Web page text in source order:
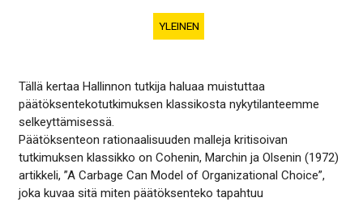
YLEINEN
Tällä kertaa Hallinnon tutkija haluaa muistuttaa
päätöksentekotutkimuksen klassikosta nykytilanteemme
selkeyttämisessä.
Päätöksenteon rationaalisuuden malleja kritisoivan
tutkimuksen klassikko on Cohenin, Marchin ja Olsenin (1972)
artikkeli, ”A Carbage Can Model of Organizational Choice”,
joka kuvaa sitä miten päätöksenteko tapahtuu